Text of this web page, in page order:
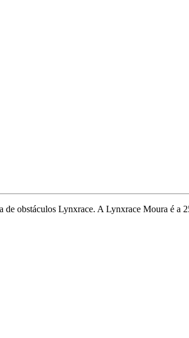
obstáculos Lynxrace. A Lynxrace Moura é a